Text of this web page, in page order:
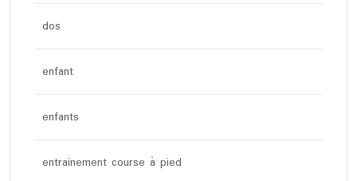
dos
enfant
enfants
entrainement course à pied